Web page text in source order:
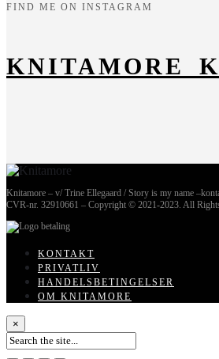
FIND ME ON INSTAGRAM
Knitamore – v/ Trine Ellegaard / Story is my name
CVR-nr. 32910661 – Copyright © 2021-2023. All
KONTAKT
PRIVATLIV
HANDELSBETINGELSER
OM KNITAMORE
×